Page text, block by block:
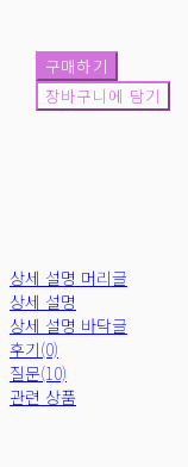
구매하기
장바구니에 담기
상세 설명 머리글
상세 설명
상세 설명 바닥글
후기(0)
질문(10)
관련 상품